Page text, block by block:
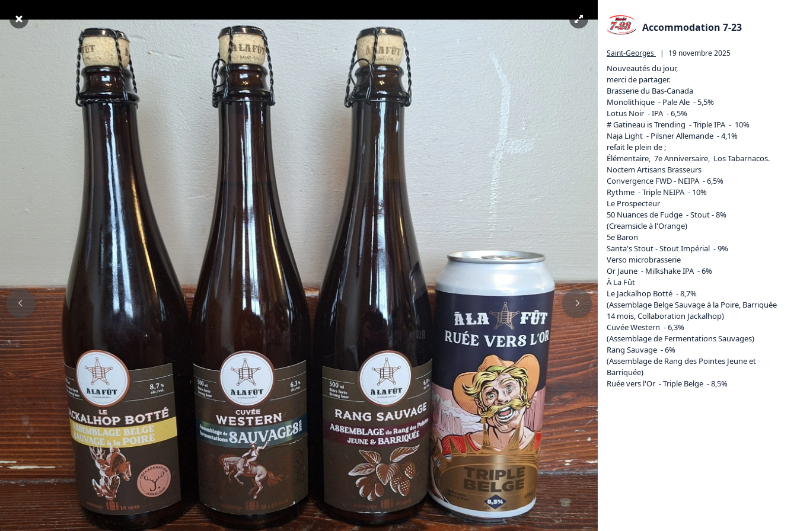
Accommodation 7-23
Saint-Georges | 19 novembre 2025
Nouveautés du jour,
merci de partager.
Brasserie du Bas-Canada
Monolithique  - Pale Ale  - 5,5%
Lotus Noir  - IPA  - 6,5%
# Gatineau is Trending  - Triple IPA  -  10%
Naja Light  - Pilsner Allemande  - 4,1%
refait le plein de ;
Élémentaire,  7e Anniversaire,  Los Tabarnacos.
Noctem Artisans Brasseurs
Convergence FWD - NEIPA  - 6,5%
Rythme  - Triple NEIPA  - 10%
Le Prospecteur
50 Nuances de Fudge  - Stout - 8%
(Creamsicle à l'Orange)
5e Baron
Santa's Stout - Stout Impérial  - 9%
Verso microbrasserie
Or Jaune  - Milkshake IPA  - 6%
À La Fût
Le Jackalhop Botté  - 8,7%
(Assemblage Belge Sauvage à la Poire, Barriquée
14 mois, Collaboration Jackalhop)
Cuvée Western  - 6,3%
(Assemblage de Fermentations Sauvages)
Rang Sauvage  - 6%
(Assemblage de Rang des Pointes Jeune et
Barriquée)
Ruée vers l'Or  - Triple Belge  - 8,5%